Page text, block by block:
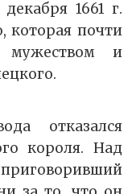
1661 г.
которая почти
мужеством и
отказался
короля. Над